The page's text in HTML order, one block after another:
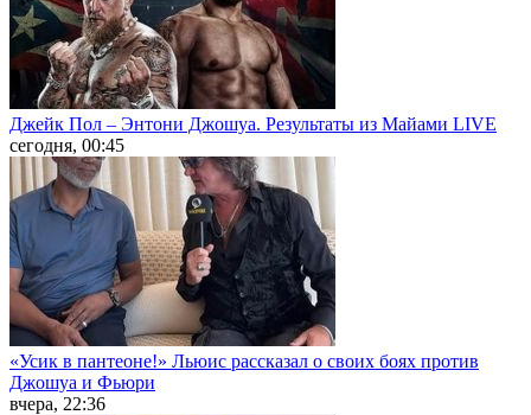
Джейк Пол – Энтони Джошуа. Результаты из Майами LIVE
сегодня, 00:45
«Усик в пантеоне!» Льюис рассказал о своих боях против
Джошуа и Фьюри
вчера, 22:36